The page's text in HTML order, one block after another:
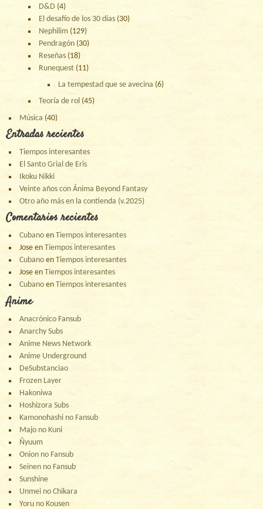
D&D (4)
El desafío de los 30 días (30)
Nephilim (129)
Pendragón (30)
Reseñas (18)
Runequest (11)
La tempestad que se avecina (6)
Teoría de rol (45)
Música (40)
Entradas recientes
Tiempos interesantes
El Santo Grial de Eris
Ikoku Nikki
Veinte años con Ánima Beyond Fantasy
Otro año más en la contienda (v.2025)
Comentarios recientes
Cubano enTiempos interesantes
Jose enTiempos interesantes
Cubano enTiempos interesantes
Jose enTiempos interesantes
Cubano enTiempos interesantes
Anime
Anacrónico Fansub
Anarchy Subs
Anime News Network
Anime Underground
DeSubstanciao
Frozen Layer
Hakoniwa
Hoshizora Subs
Kamonohashi no Fansub
Majo no Kuni
Ñyuum
Onion no Fansub
Seinen no Fansub
Sunshine
Unmei no Chikara
Yoru no Kousen